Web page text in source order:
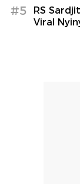
#5
RS
Viral